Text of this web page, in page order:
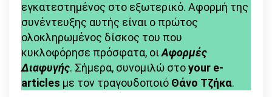
ο
άλλος
μου
μισός
κόσμος,
αυτός
εγκατεστημένος στο εξωτερικό. Αφορμή της
συνέντευξης αυτής είναι ο πρώτος
ολοκληρωμένος δίσκος του που
κυκλοφόρησε πρόσφατα, οιΑφορμές
Διαφυγής. Σήμερα, συνομιλώ στοyour e-
articles με τον τραγουδοποιό Θάνο Τζήκα.